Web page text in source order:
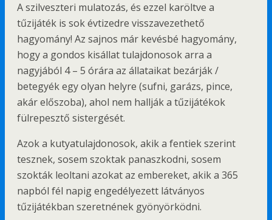
A szilveszteri mulatozás, és ezzel karöltve a
tűzijáték is sok évtizedre visszavezethető
hagyomány! Az sajnos már kevésbé hagyomány,
hogy a gondos kisállat tulajdonosok arra a
nagyjából 4 – 5 órára az állataikat bezárják /
betegyék egy olyan helyre (sufni, garázs, pince,
akár előszoba), ahol nem hallják a tűzijátékok
fülrepesztő sistergését.
Azok a kutyatulajdonosok, akik a fentiek szerint
tesznek, sosem szoktak panaszkodni, sosem
szokták leoltani azokat az embereket, akik a 365
napból fél napig engedélyezett látványos
tűzijátékban szeretnének gyönyörködni.